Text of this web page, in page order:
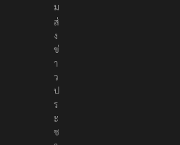
ค
ม
ส่
ง
ข่
า
ว
ป
ร
ะ